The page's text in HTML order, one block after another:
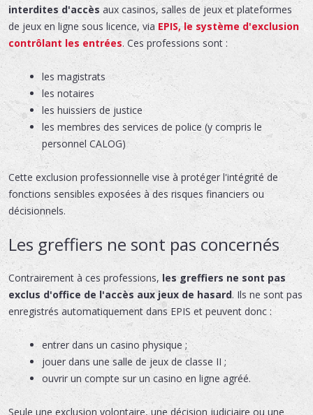
interdites d'accès aux casinos, salles de jeux et plateformes
de jeux en ligne sous licence, via EPIS, le système d'exclusion
contrôlant les entrées. Ces professions sont :
les magistrats
les notaires
les huissiers de justice
les membres des services de police (y compris le
personnel CALOG)
Cette exclusion professionnelle vise à protéger l'intégrité de
fonctions sensibles exposées à des risques financiers ou
décisionnels.
Les greffiers ne sont pas concernés
Contrairement à ces professions, les greffiers ne sont pas
exclus d'office de l'accès aux jeux de hasard. Ils ne sont pas
enregistrés automatiquement dans EPIS et peuvent donc :
entrer dans un casino physique ;
jouer dans une salle de jeux de classe II ;
ouvrir un compte sur un casino en ligne agréé.
Seule une exclusion volontaire, une décision judiciaire ou une